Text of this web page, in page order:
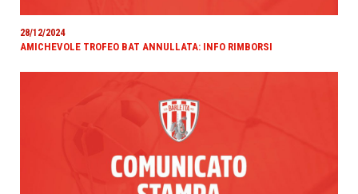
28/12/2024
AMICHEVOLE TROFEO BAT ANNULLATA: INFO RIMBORSI